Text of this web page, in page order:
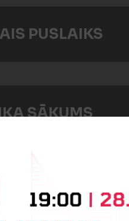
PUSLAIKS
SĀKUMS
Oskars Eņģelis